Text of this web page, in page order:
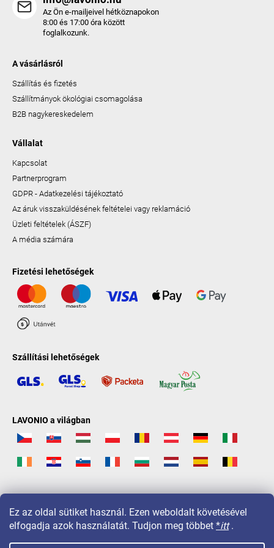
Ez az oldal sütiket használ. Ezen weboldalt követésével
elfogadja azok használatát. Tudjon meg többet *itt.
Az Ön e-mailjeivel hétköznapokon
8:00 és 17:00 óra között
foglalkozunk.
A vásárlásról
Szállítás és fizetés
Szállítmányok ökológiai csomagolása
B2B nagykereskedelem
Vállalat
Kapcsolat
Partnerprogram
GDPR - Adatkezelési tájékoztató
Az áruk visszaküldésének feltételei vagy reklamáció
Üzleti feltételek (ÁSZF)
A média számára
Fizetési lehetőségek
Szállítási lehetőségek
LAVONIO a világban